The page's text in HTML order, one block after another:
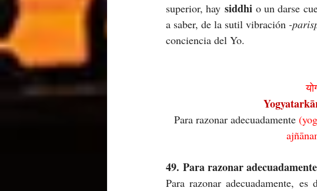
superior, hay siddhi o un darse
a saber, de la sutil vibración -
conciencia del Yo.
Para razonar adecuadamente
49. Para razonar
Para razonar adecuadamente, es